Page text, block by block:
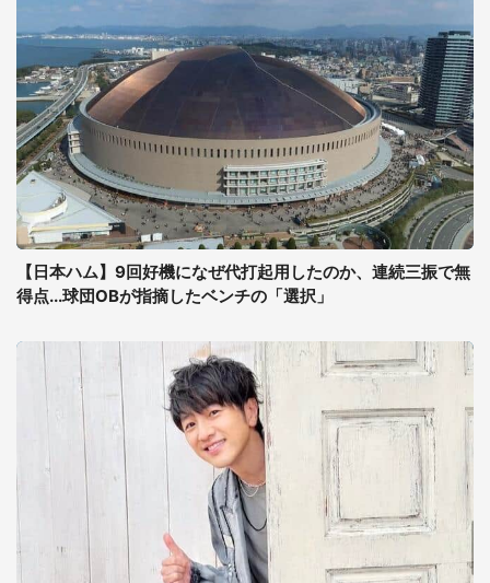
【日本ハム】9回好機になぜ代打起用したのか、連続三振で無
得点...球団OBが指摘したベンチの「選択」